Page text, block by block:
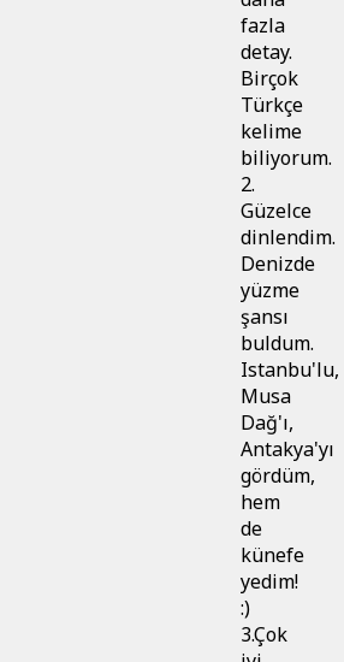
fazla
detay.
Birçok
Türkçe
kelime
biliyorum.
2.
Güzelce
dinlendim.
Denizde
yüzme
şansı
buldum.
Istanbu'lu,
Musa
Dağ'ı,
Antakya'yı
gördüm,
hem
de
künefe
yedim!
:)
3.Çok